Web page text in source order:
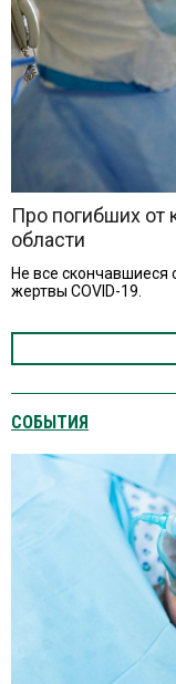
Про погибших от
области
Не все скончавшиеся
жертвы COVID-19.
СОБЫТИЯ